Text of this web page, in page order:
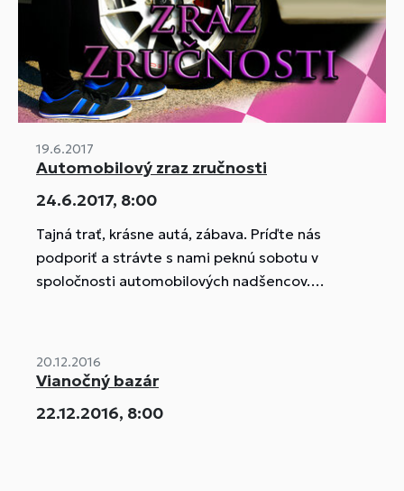
19.6.2017
Automobilový zraz zručnosti
24.6.2017, 8:00
Tajná trať, krásne autá, zábava. Príďte nás
podporiť a strávte s nami peknú sobotu v
spoločnosti automobilových nadšencov.
20.12.2016
Vianočný bazár
22.12.2016, 8:00